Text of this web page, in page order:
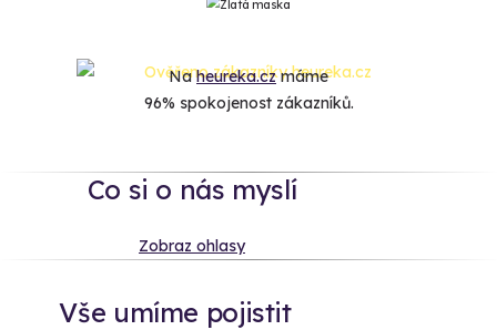
Naheureka.czmáme
96% spokojenost zákazníků.
Co si o nás myslí
Zobraz ohlasy
Vše umíme pojistit